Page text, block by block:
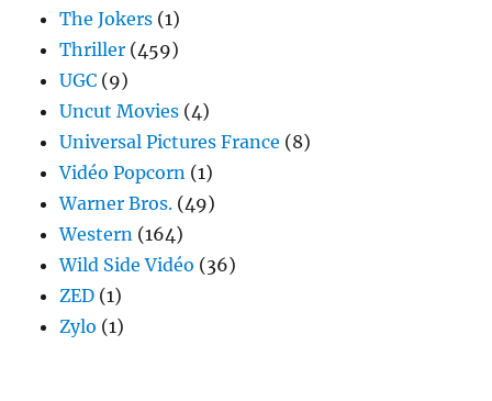
The Jokers (1)
Thriller (459)
UGC (9)
Uncut Movies (4)
Universal Pictures France (8)
Vidéo Popcorn (1)
Warner Bros. (49)
Western (164)
Wild Side Vidéo (36)
ZED (1)
Zylo (1)